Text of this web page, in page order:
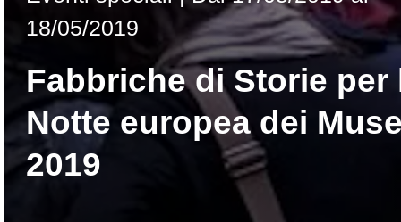
18/05/2019
Fabbriche di Storie per
Notte europea dei
2019